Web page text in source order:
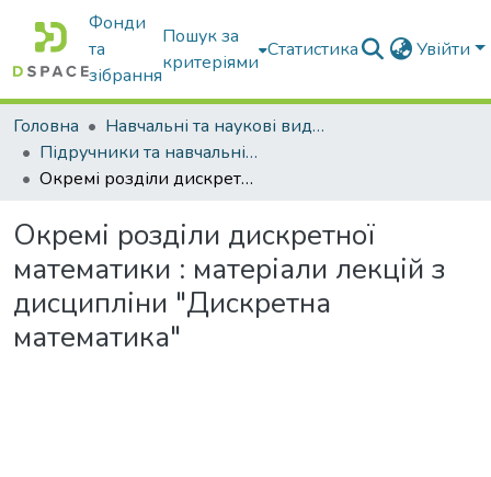
Фонди
та
зібрання
Пошук за
критеріями
Статистика Увійти
Головна
Навчальні та наукові видання
Підручники та навчальні посібники
Окремі розділи дискретної математики : матеріали лекцій з дисципліни "Дискретна математика"
Окремі розділи дискретної
математики : матеріали лекцій з
дисципліни "Дискретна
математика"